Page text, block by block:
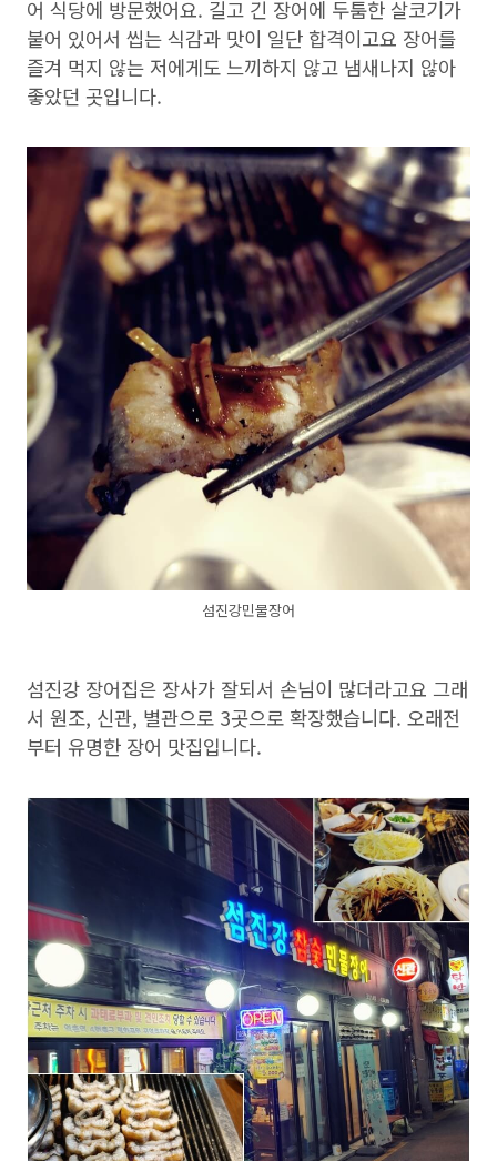
어 식당에 방문했어요. 길고 긴 장어에 두툼한 살코기가
붙어 있어서 씹는 식감과 맛이 일단 합격이고요 장어를
즐겨 먹지 않는 저에게도 느끼하지 않고 냄새나지 않아
좋았던 곳입니다.
섬진강민물장어
섬진강 장어집은 장사가 잘되서 손님이 많더라고요 그래
서 원조, 신관, 별관으로 3곳으로 확장했습니다. 오래전
부터 유명한 장어 맛집입니다.